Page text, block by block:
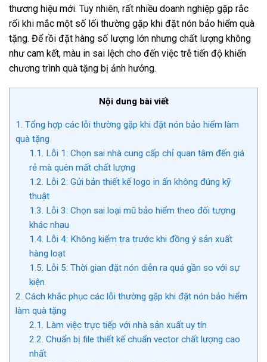
thương hiệu mới. Tuy nhiên, rất nhiều doanh nghiệp gặp rắc
rối khi mắc một số lối thường gặp khi đặt nón bảo hiểm quà
tặng. Để rồi đặt hàng số lượng lớn nhưng chất lượng không
như cam kết, màu in sai lệch cho đến việc trễ tiến độ khiến
chương trình quà tặng bị ảnh hưởng.
Nội dung bài viết
1. Tổng hợp các lỗi thường gặp khi đặt nón bảo hiểm làm
quà tặng
1.1. Lỗi 1: Chọn sai nhà cung cấp chỉ quan tâm đến giá
rẻ mà quên mất chất lượng
1.2. Lỗi 2: Gửi bản thiết kế logo in ấn không đúng kỹ
thuật
1.3. Lỗi 3: Chọn sai loại mũ bảo hiểm theo đối tượng
khác nhau
1.4. Lỗi 4: Không kiểm tra trước khi đồng ý sản xuất
hàng loạt
1.5. Lỗi 5: Thời gian đặt nón diễn ra quá gần so với sự
kiện
2. Cách khắc phục các lỗi thường gặp khi đặt nón bảo hiểm
làm quà tặng
2.1. Làm việc trực tiếp với nhà sản xuất uy tín
2.2. Chuẩn bị file thiết kế chuẩn vector chất lượng cao
nhất